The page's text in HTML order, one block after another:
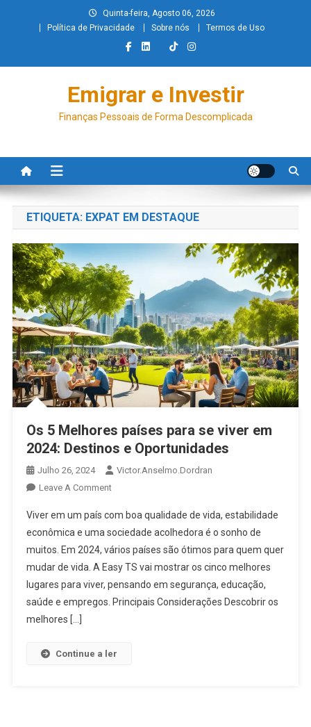
Quinta-feira, Agosto 06, 2026
Política de Privacidade
Sobre nós Termos de Uso
Emigrar e Investir
Finanças Pessoais de Forma Descomplicada
ETIQUETA: EXPAT EM DESTAQUE
Os 5 Melhores países para se viver em
2024: Destinos e Oportunidades
Julho 26, 2024
Victor.anselmo.dordran
Leave A Comment
Viver em um país com boa qualidade de vida, estabilidade
econômica e uma sociedade acolhedora é o sonho de
muitos. Em 2024, vários países são ótimos para quem quer
mudar de vida. A Easy TS vai mostrar os cinco melhores
lugares para viver, pensando em segurança, educação,
saúde e empregos. Principais Considerações Descobrir os
melhores […]
Continue a ler